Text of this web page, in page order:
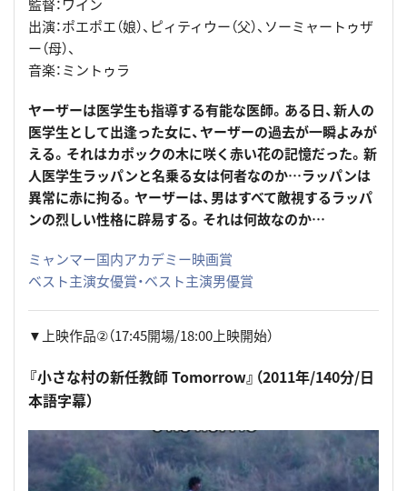
監督：ワイン
出演：ポエポエ（娘）、ピィティウー（父）、ソーミャートゥザ
ー（母）、
音楽：ミントゥラ
ヤーザーは医学生も指導する有能な医師。ある日、新人の
医学生として出逢った女に、ヤーザーの過去が一瞬よみが
える。それはカポックの木に咲く赤い花の記憶だった。新
人医学生ラッパンと名乗る女は何者なのか…ラッパンは
異常に赤に拘る。ヤーザーは、男はすべて敵視するラッパ
ンの烈しい性格に辟易する。それは何故なのか…
ミャンマー国内アカデミー映画賞
ベスト主演女優賞・ベスト主演男優賞
▼上映作品②（17:45開場/18:00上映開始）
『小さな村の新任教師 Tomorrow』（2011年/140分/日
本語字幕）